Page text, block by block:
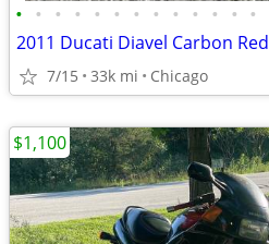
• • • • • • • • • • • • •
2011 Ducati Diavel Carbon Red
7/15 33k mi Chicago
$1,100